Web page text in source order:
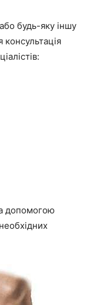
будь-яку іншу
допомогою